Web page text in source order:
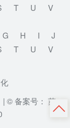
T U
V
G H I
J
T U
V
| © 备案号： 苏